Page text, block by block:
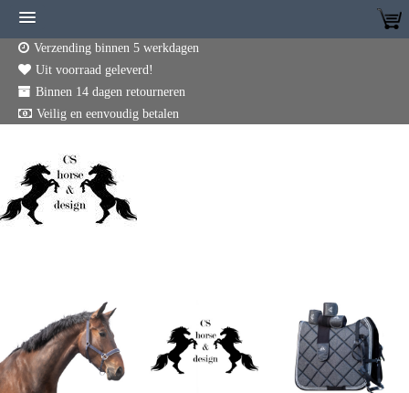
Verzending binnen 5 werkdagen
Uit voorraad geleverd!
Binnen 14 dagen retourneren
Veilig en eenvoudig betalen